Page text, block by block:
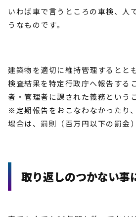
いわば車で言うところの車検、人
うなものです。
建築物を適切に維持管理するとと
検査結果を特定行政庁へ報告する
者・管理者に課された義務という
※定期報告をおこなわなかったり
場合は、罰則（百万円以下の罰金
取り返しのつかない